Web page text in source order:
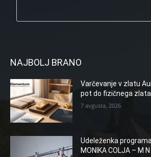
NAJBOLJ BRANO
Varčevanje v zlatu
pot do fizičnega
7 avgusta, 2026
Udeleženka
MONIKA COLJA – M N